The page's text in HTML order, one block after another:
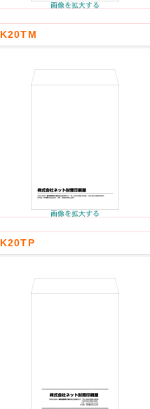
K20TM
K20TP